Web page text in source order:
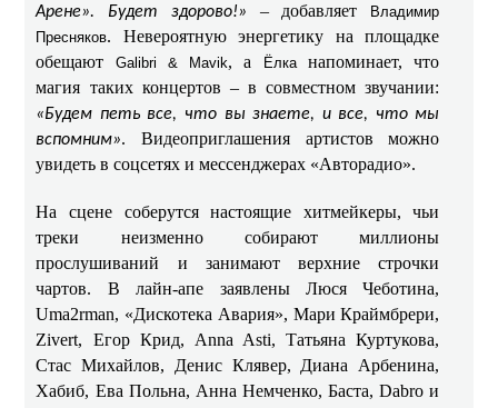
Арене». Будет здорово!» – добавляет
Владимир
Пресняков. Невероятную энергетику на площадке
обещают Galibri & Mavik, а Ёлканапоминает, что
магия таких концертов – в совместном звучании:
«Будем петь все, что вы знаете, и все, что мы
вспомним». Видеоприглашения артистов можно
увидеть в соцсетях и мессенджерах «Авторадио».
На сцене соберутся настоящие хитмейкеры, чьи
треки неизменно собирают миллионы
прослушиваний и занимают верхние строчки
чартов. В лайн-апе заявлены Люся Чеботина,
Uma2rman, «Дискотека Авария», Мари Краймбрери,
Zivert, Егор Крид, Anna Asti, Татьяна Куртукова,
Стас Михайлов, Денис Клявер, Диана Арбенина,
Хабиб, Ева Польна, Анна Немченко, Баста, Dabro и